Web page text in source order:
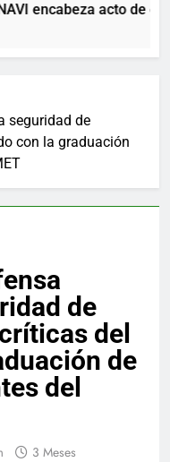
encabeza acto de
seguridad de
con la graduación
de
del
de
del
3 Meses